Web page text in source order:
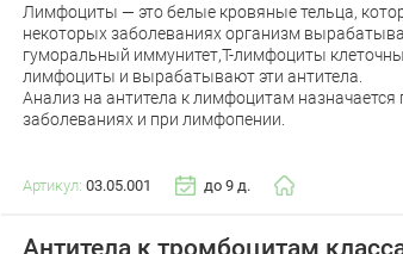
Лимфоциты — это белые кровяные тельца,
некоторых заболеваниях организм
гуморальный иммунитет,Т-лимфоциты
лимфоциты и вырабатывают эти антитела.
Анализ на антитела к лимфоцитам назначается
заболеваниях и при лимфопении.
Артикул: 03.05.001 до 9 д.